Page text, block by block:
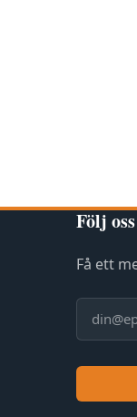
Följ oss
Få ett
E-post